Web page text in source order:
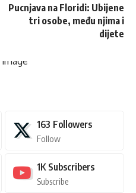
Pucnjava na Floridi: Ubijene
tri osobe, među njima i
dijete
163 Followers
Follow
1K Subscribers
Subscribe